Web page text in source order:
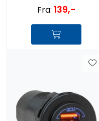
Fra: 139,-